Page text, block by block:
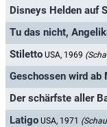
Disneys Helden auf
Tu das nicht,
Stiletto USA, 1969
Geschossen wird ab
Der schärfste aller
Latigo USA, 1971